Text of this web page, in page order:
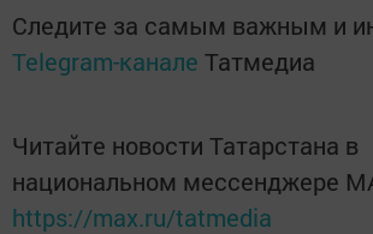
Следите за самым важным и
Telegram-канале Татмедиа
Читайте новости Татарстана в
национальном мессенджере
https://max.ru/tatmedia